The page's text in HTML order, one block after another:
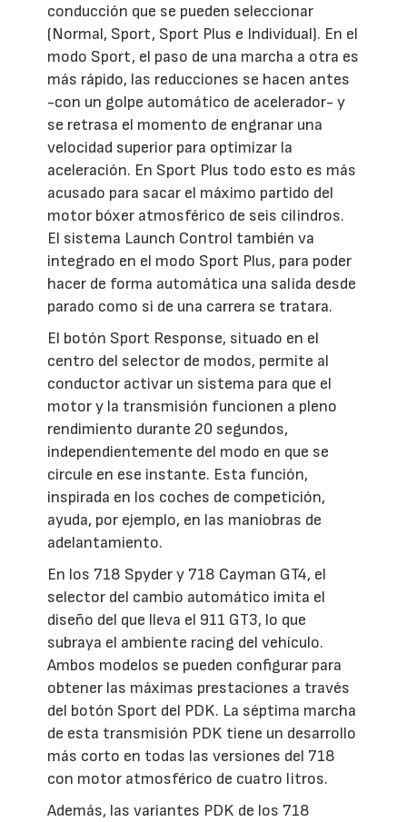
conducción que se pueden seleccionar
(Normal, Sport, Sport Plus e Individual). En el
modo Sport, el paso de una marcha a otra es
más rápido, las reducciones se hacen antes
-con un golpe automático de acelerador- y
se retrasa el momento de engranar una
velocidad superior para optimizar la
aceleración. En Sport Plus todo esto es más
acusado para sacar el máximo partido del
motor bóxer atmosférico de seis cilindros.
El sistema Launch Control también va
integrado en el modo Sport Plus, para poder
hacer de forma automática una salida desde
parado como si de una carrera se tratara.
El botón Sport Response, situado en el
centro del selector de modos, permite al
conductor activar un sistema para que el
motor y la transmisión funcionen a pleno
rendimiento durante 20 segundos,
independientemente del modo en que se
circule en ese instante. Esta función,
inspirada en los coches de competición,
ayuda, por ejemplo, en las maniobras de
adelantamiento.
En los 718 Spyder y 718 Cayman GT4, el
selector del cambio automático imita el
diseño del que lleva el 911 GT3, lo que
subraya el ambiente racing del vehículo.
Ambos modelos se pueden configurar para
obtener las máximas prestaciones a través
del botón Sport del PDK. La séptima marcha
de esta transmisión PDK tiene un desarrollo
más corto en todas las versiones del 718
con motor atmosférico de cuatro litros.
Además, las variantes PDK de los 718